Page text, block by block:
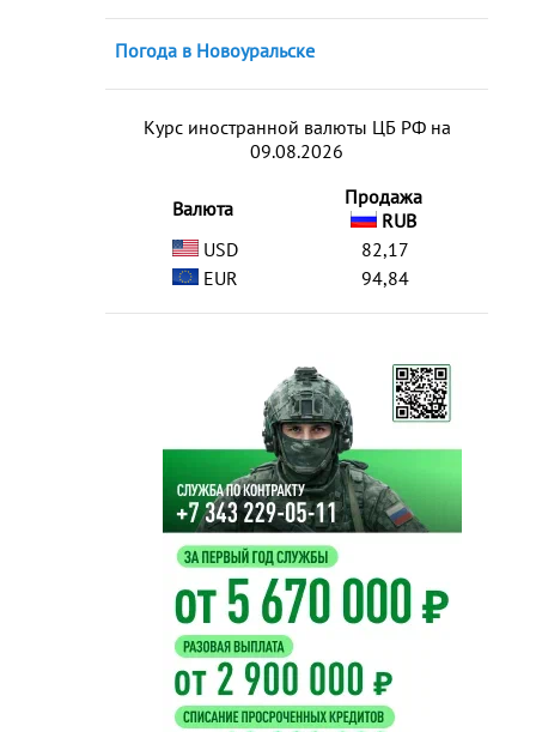
Погода в Новоуральске
Курс иностранной валюты ЦБ РФ на
09.08.2026
Валюта
Продажа
RUB
USD
82,17
EUR
94,84